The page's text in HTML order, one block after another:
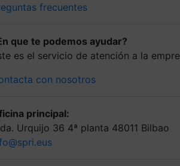
frecuentes
que te podemos ayudar?
es el servicio de atención a la
con nosotros
principal:
Urquijo 36 4ª planta 48011 Bilbao